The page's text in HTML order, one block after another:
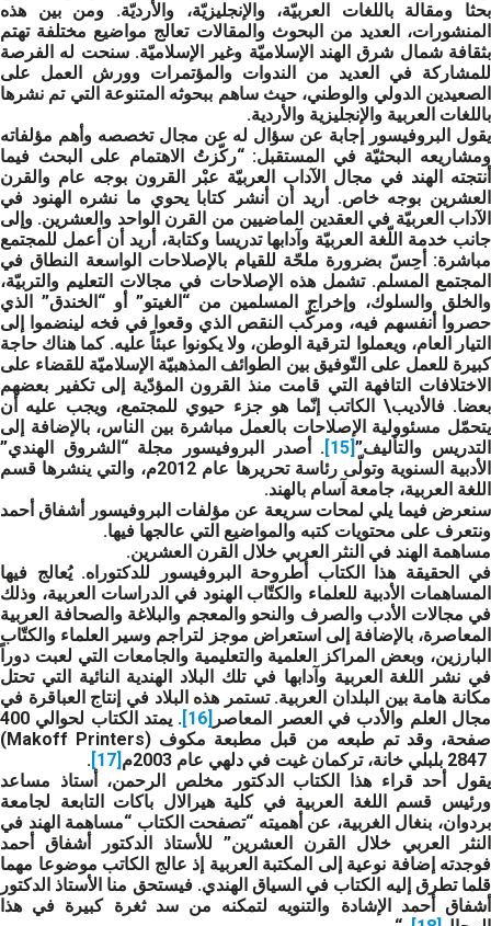
بحثا ومقالة باللغات العربيّة، والإنجليزيّة، والأرديّة. ومن بين هذه
المنشورات، العديد من البحوث والمقالات تعالج مواضيع مختلفة تهتم
بثقافة شمال شرق الهند الإسلاميّة وغير الإسلاميّة. سنحت له الفرصة
للمشاركة في العديد من الندوات والمؤتمرات وورش العمل على
الصعيدين الدولي والوطني، حيث ساهم ببحوثه المتنوعة التي تم نشرها
باللغات العربية والإنجليزية والأردية.
يقول البروفيسور إجابة عن سؤال له عن مجال تخصصه وأهم مؤلفاته
ومشاريعه البحثيّة في المستقبل: “ركّزتُ الاهتمام على البحث فيما
أنتجته الهند في مجال الآداب العربيّة عبْر القرون بوجه عام والقرن
العشرين بوجه خاص. أريد أن أنشر كتابا يحوي ما نشره الهنود في
الآداب العربيّة في العقدين الماضيين من القرن الواحد والعشرين. وإلى
جانب خدمة اللّغة العربيّة وآدابها تدريسا وكتابة، أريد أن أعمل للمجتمع
مباشرة: أحِسّ بضرورة ملحّة للقيام بالإصلاحات الواسعة النطاق في
المجتمع المسلم. تشمل هذه الإصلاحات في مجالات التعليم والتربيّة،
والخلق والسلوك، وإخراج المسلمين من “الغيتو” أو “الخندق” الذي
حصروا أنفسهم فيه، ومركّب النقص الذي وقعوا في فخه لينضموا إلى
التيار العام، ويعملوا لترقية الوطن، ولا يكونوا عبئاً عليه. كما هناك حاجة
كبيرة للعمل على التّوفيق بين الطوائف المذهبيّة الإسلاميّة للقضاء على
الاختلافات التافهة التي قامت منذ القرون المؤدّية إلى تكفير بعضهم
بعضا. فالأديب\ الكاتب إنّما هو جزء حيوي للمجتمع، ويجب عليه أن
يتحمّل مسئوولية الإصلاحات بالعمل مباشرة بين الناس، بالإضافة إلى
التدريس والتأليف”[15]
. أصدر البروفيسور مجلة “الشروق الهندي”
الأدبية السنوية وتولّى رئاسة تحريرها عام 2012م، والتي ينشرها قسم
اللغة العربية، جامعة آسام بالهند.
سنعرض فيما يلي لمحات سريعة عن مؤلفات البروفيسور أشفاق أحمد
ونتعرف على محتويات كتبه والمواضيع التي عالجها فيها.
مساهمة الهند في النثر العربي خلال القرن العشرين.
في الحقيقة هذا الكتاب أطروحة البروفيسور للدكتوراه. يُعالج فيها
المساهمات الأدبية للعلماء والكتّاب الهنود في الدراسات العربية، وذلك
في مجالات الأدب والصرف والنحو والمعجم والبلاغة والصحافة العربية
المعاصرة، بالإضافة إلى استعراض موجز لتراجم وسير العلماء والكتّاب
البارزين، وبعض المراكز العلمية والتعليمية والجامعات التي لعبت دوراً
في نشر اللغة العربية وآدابها في تلك البلاد الهندية النائية التي تحتل
مكانة هامة بين البلدان العربية. تستمر هذه البلاد في إنتاج العباقرة في
مجال العلم والأدب في العصر المعاصر
. يمتد الكتاب لحوالي 400
صفحة، وقد تم طبعه من قبل مطبعة مكوف (Makoff Printers)
.
يقول أحد قراء هذا الكتاب الدكتور مخلص الرحمن، أستاذ مساعد
ورئيس قسم اللغة العربية في كلية هيرالال باكات التابعة لجامعة
بردوان، بنغال الغربية، عن أهميته “تصفحت الكتاب “مساهمة الهند في
النثر العربي خلال القرن العشرين” للأستاذ الدكتور أشفاق أحمد
فوجدته إضافة نوعية إلى المكتبة العربية إذ عالج الكاتب موضوعا مهما
قلما تطرق إليه الكتاب في السياق الهندي. فيستحق منا الأستاذ الدكتور
أشفاق أحمد الإشادة والتنويه لتمكنه من سد ثغرة كبيرة في هذا